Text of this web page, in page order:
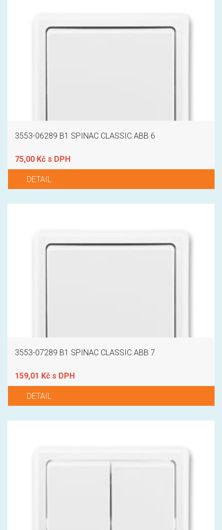
3553-06289 B1 SPINAC CLASSIC ABB 6
75,00 Kč s DPH
DETAIL
3553-07289 B1 SPINAC CLASSIC ABB 7
159,01 Kč s DPH
DETAIL